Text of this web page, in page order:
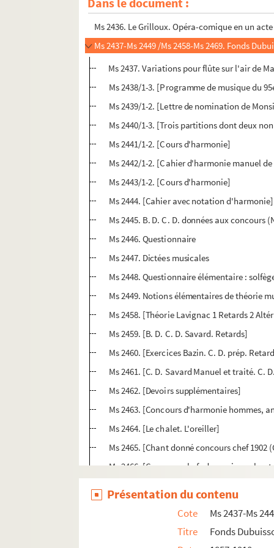
Ms 2431-2435. Fonds Etienne
Ms 2436. Le Grilloux. Opéra-comique en un acte
Ms 2437-Ms 2449 /Ms 2458-Ms 2469. Fonds
Ms 2437. Variations pour flûte sur l'air de
Ms 2438/1-3. [Programme de musique du
Ms 2439/1-2. [Lettre de nomination de
Ms 2440/1-3. [Trois partitions dont deux
Ms 2441/1-2. [Cours d'harmonie]
Ms 2442/1-2. [Cahier d'harmonie manuel
Ms 2443/1-2. [Cours d'harmonie]
Ms 2444. [Cahier avec notation d'harmonie]
Ms 2445. B. D. C. D. données aux concours
Ms 2446. Questionnaire
Ms 2447. Dictées musicales
Ms 2448. Questionnaire élémentaire :
Ms 2449. Notions élémentaires de théorie
Ms 2458. [Théorie Lavignac 1 Retards 2
Ms 2459. [B. D. C. D. Savard. Retards]
Ms 2460. [Exercices Bazin. C. D. prép.
Ms 2461. [C. D. Savard Manuel et traité. C.
Ms 2462. [Devoirs supplémentaires]
Ms 2463. [Concours d'harmonie hommes,
Ms 2464. [Le chalet. L'oreiller]
Ms 2465. [Chant donné concours chef
Ms 2466. [Concours chefs de musique
Présentation du contenu
Cote
Ms 2437-Ms
Titre
Fonds